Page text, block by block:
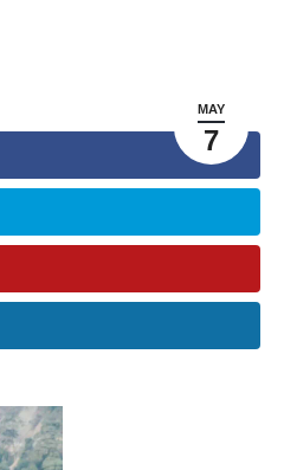
MAY
7